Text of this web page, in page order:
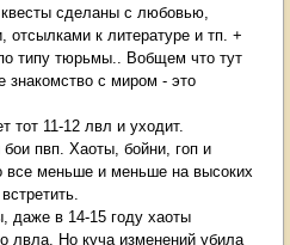
сделаны с любовью,
отсылками к литературе и тп. +
типу тюрьмы.. Вобщем что тут
знакомство с миром - это
тот 11-12 лвл и уходит.
пвп. Хаоты, бойни, гоп и
все меньше и меньше на высоких
даже в 14-15 году хаоты
лвла. Но куча изменений убила